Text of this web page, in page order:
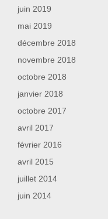
juin 2019
mai 2019
décembre 2018
novembre 2018
octobre 2018
janvier 2018
octobre 2017
avril 2017
février 2016
avril 2015
juillet 2014
juin 2014